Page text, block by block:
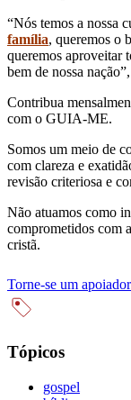
“Nós temos a nossa
família, queremos o
queremos aproveitar
bem de nossa
Contribua
com o GUIA-ME.
Somos um meio de
com clareza e
revisão criteriosa e
Não atuamos como
comprometidos com
cristã.
Torne-se um apoiador
Tópicos
gospel